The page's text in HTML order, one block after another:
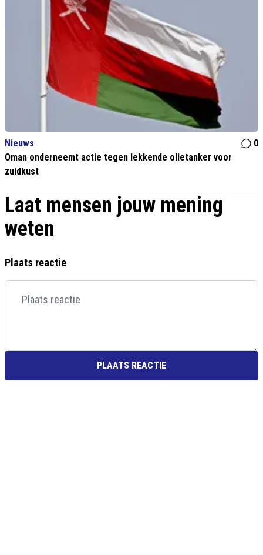
Nieuws
0
Oman onderneemt actie tegen lekkende olietanker voor
zuidkust
Laat mensen jouw mening
weten
Plaats reactie
PLAATS REACTIE